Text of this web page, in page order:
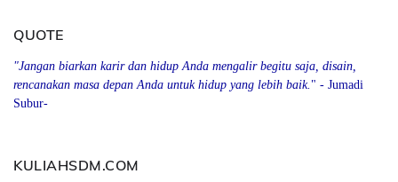
QUOTE
"Jangan biarkan karir dan hidup Anda mengalir begitu saja, disain,
rencanakan masa depan Anda untuk hidup yang lebih baik. " - Jumadi
Subur-
KULIAHSDM.COM